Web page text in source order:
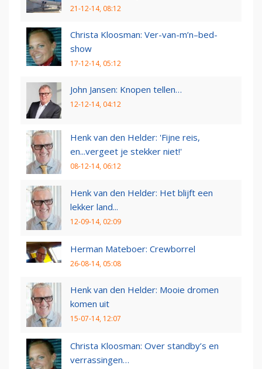
21-12-14, 08:12
Christa Kloosman: Ver-van-m’n–bed-
show
17-12-14, 05:12
John Jansen: Knopen tellen…
12-12-14, 04:12
Henk van den Helder: 'Fijne reis,
en...vergeet je stekker niet!'
08-12-14, 06:12
Henk van den Helder: Het blijft een
lekker land...
12-09-14, 02:09
Herman Mateboer: Crewborrel
26-08-14, 05:08
Henk van den Helder: Mooie dromen
komen uit
15-07-14, 12:07
Christa Kloosman: Over standby’s en
verrassingen…